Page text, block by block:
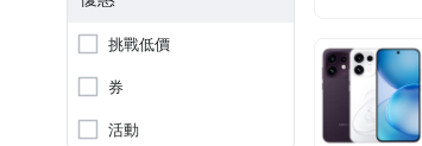
挑戰低價
券
活動